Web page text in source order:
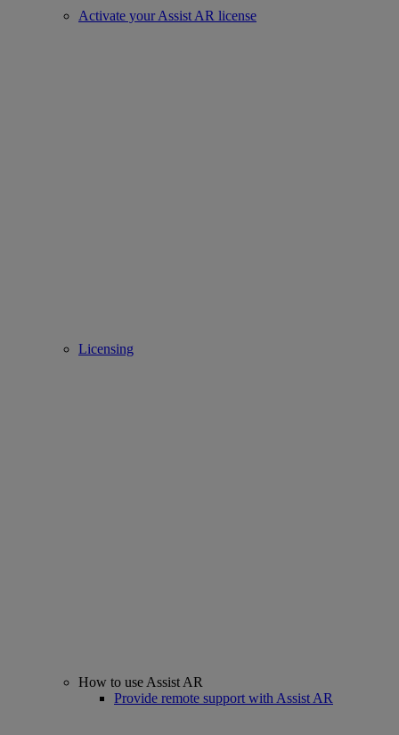
Activate your Assist AR license
Licensing
How to use Assist AR
Provide remote support with Assist AR